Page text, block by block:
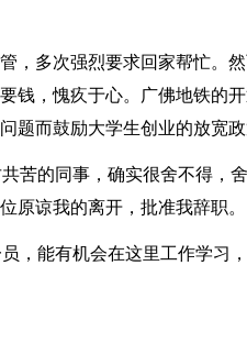
，多次强烈要求回家帮忙。
钱，愧疚于心。广佛地铁的
题而鼓励大学生创业的放宽政
苦的同事，确实很舍不得，
原谅我的离开，批准我辞职。
，能有机会在这里工作学习